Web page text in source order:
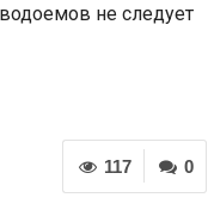
не следует
0
117